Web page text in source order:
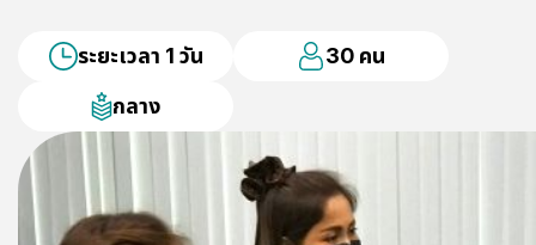
ระยะเวลา 1 วัน
30 คน
กลาง